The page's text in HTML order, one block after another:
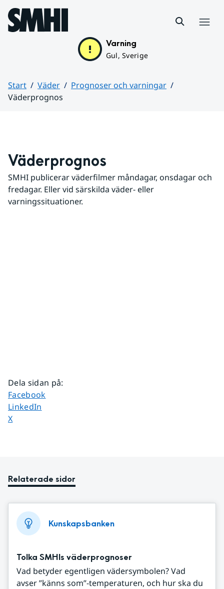
Hoppa till sidans innehåll
Varning
Gul, Sverige
Start Väder
Prognoser och varningar
Väderprognos
Väderprognos
SMHI publicerar väderfilmer måndagar, onsdagar och
fredagar. Eller vid särskilda väder- eller
varningssituationer.
Dela sidan på:
Dela sidan på
Facebook
Dela sidan på
LinkedIn
Dela sidan på
X
Relaterade sidor
Kunskapsbanken
Tolka SMHIs väderprognoser
Vad betyder egentligen vädersymbolen? Vad
avser ”känns som”-temperaturen, och hur ska du